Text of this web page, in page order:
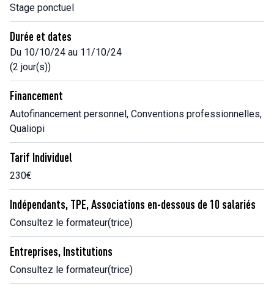
Stage ponctuel
Durée et dates
Du 10/10/24 au 11/10/24
(2 jour(s))
Financement
Autofinancement personnel, Conventions professionnelles,
Qualiopi
Tarif Individuel
230€
Indépendants, TPE, Associations en-dessous de 10 salariés
Consultez le formateur(trice)
Entreprises, Institutions
Consultez le formateur(trice)